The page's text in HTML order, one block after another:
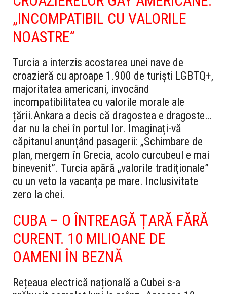
„INCOMPATIBIL CU VALORILE
NOASTRE”
Turcia a interzis acostarea unei nave de
croazieră cu aproape 1.900 de turiști LGBTQ+,
majoritatea americani, invocând
incompatibilitatea cu valorile morale ale
țării.Ankara a decis că dragostea e dragoste…
dar nu la chei în portul lor. Imaginați-vă
căpitanul anunțând pasagerii: „Schimbare de
plan, mergem în Grecia, acolo curcubeul e mai
binevenit”. Turcia apără „valorile tradiționale”
cu un veto la vacanța pe mare. Inclusivitate
zero la chei.
CUBA – O ÎNTREAGĂ ȚARĂ FĂRĂ
CURENT. 10 MILIOANE DE
OAMENI ÎN BEZNĂ
Rețeaua electrică națională a Cubei s-a